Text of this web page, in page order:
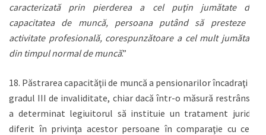
caracterizată prin pierderea a cel puţin jumătate din
capacitatea de muncă, persoana putând să presteze o
activitate profesională, corespunzătoare a cel mult jumătate
din timpul normal de muncă.”
18. Păstrarea capacităţii de muncă a pensionarilor încadraţi în
gradul III de invaliditate, chiar dacă într-o măsură restrânsă,
a determinat legiuitorul să instituie un tratament juridic
diferit în privinţa acestor persoane în comparaţie cu cele